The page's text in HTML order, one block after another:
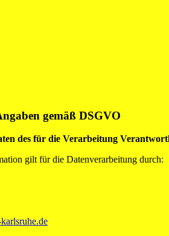
gemäß DSGVO
des für die Verarbeitung
gilt für die Datenverarbeitung durch: